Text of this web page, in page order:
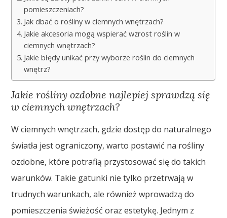
pomieszczeniach?
Jak dbać o rośliny w ciemnych wnętrzach?
Jakie akcesoria mogą wspierać wzrost roślin w
ciemnych wnętrzach?
Jakie błędy unikać przy wyborze roślin do ciemnych
wnętrz?
Jakie rośliny ozdobne najlepiej sprawdzą się
w ciemnych wnętrzach?
W ciemnych wnętrzach, gdzie dostęp do naturalnego
światła jest ograniczony, warto postawić na rośliny
ozdobne, które potrafią przystosować się do takich
warunków. Takie gatunki nie tylko przetrwają w
trudnych warunkach, ale również wprowadzą do
pomieszczenia świeżość oraz estetykę. Jednym z